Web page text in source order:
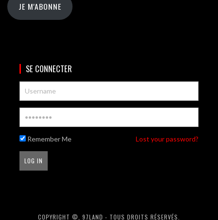
JE M'ABONNE
SE CONNECTER
Remember Me Lost your password?
COPYRIGHT ©, 97LAND - TOUS DROITS RÉSERVÉS.